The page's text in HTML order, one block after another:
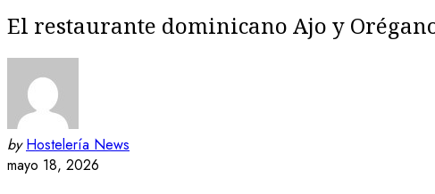
El restaurante dominicano Ajo y
by Hostelería News
mayo 18, 2026